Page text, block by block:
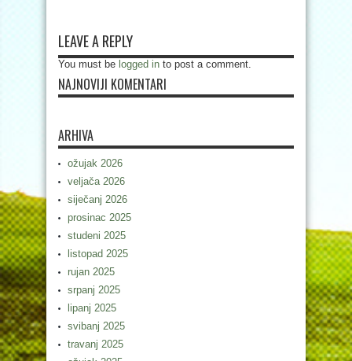
LEAVE A REPLY
You must be logged in to post a comment.
NAJNOVIJI KOMENTARI
ARHIVA
ožujak 2026
veljača 2026
siječanj 2026
prosinac 2025
studeni 2025
listopad 2025
rujan 2025
srpanj 2025
lipanj 2025
svibanj 2025
travanj 2025